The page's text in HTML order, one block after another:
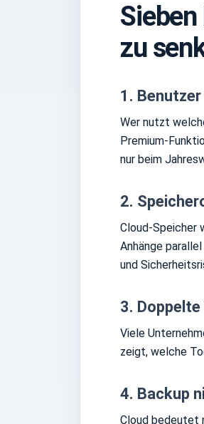
zu
1.
Wer nutzt
Premium-
nur beim
2.
Cloud-Speicher
Anhänge
und
3.
Viele
zeigt, welche
4. Backup
Cloud bedeutet